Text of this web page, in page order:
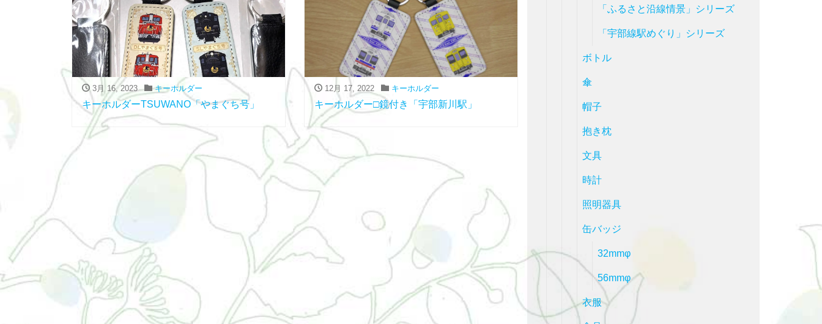
3月 16, 2023 キーホルダー
キーホルダーTSUWANO「やまぐち号」
12月 17, 2022 キーホルダー
キーホルダー□鏡付き「宇部新川駅」
「ふるさと沿線情景」シリーズ
「宇部線駅めぐり」シリーズ
ボトル
傘
帽子
抱き枕
文具
時計
照明器具
缶バッジ
32mmφ
56mmφ
衣服